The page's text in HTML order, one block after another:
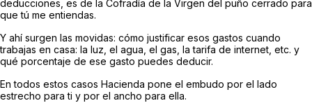
deducciones, es de la Cofradía de la Virgen del puño cerrado para
que tú me entiendas.
Y ahí surgen las movidas: cómo justificar esos gastos cuando
trabajas en casa: la luz, el agua, el gas, la tarifa de internet, etc. y
qué porcentaje de ese gasto puedes deducir.
En todos estos casos Hacienda pone el embudo por el lado
estrecho para ti y por el ancho para ella.